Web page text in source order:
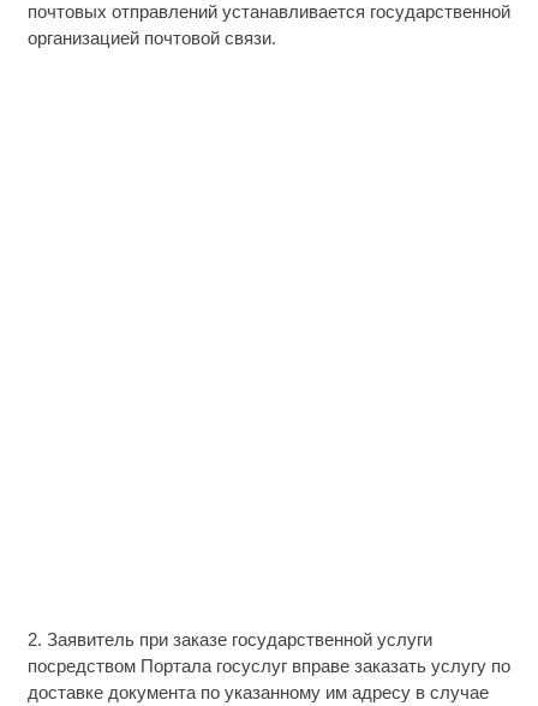
почтовых отправлений устанавливается государственной
организацией почтовой связи.
2. Заявитель при заказе государственной услуги
посредством Портала госуслуг вправе заказать услугу по
доставке документа по указанному им адресу в случае